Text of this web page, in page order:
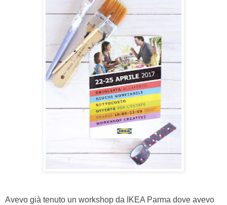
Avevo già tenuto un workshop da IKEA Parma dove avevo